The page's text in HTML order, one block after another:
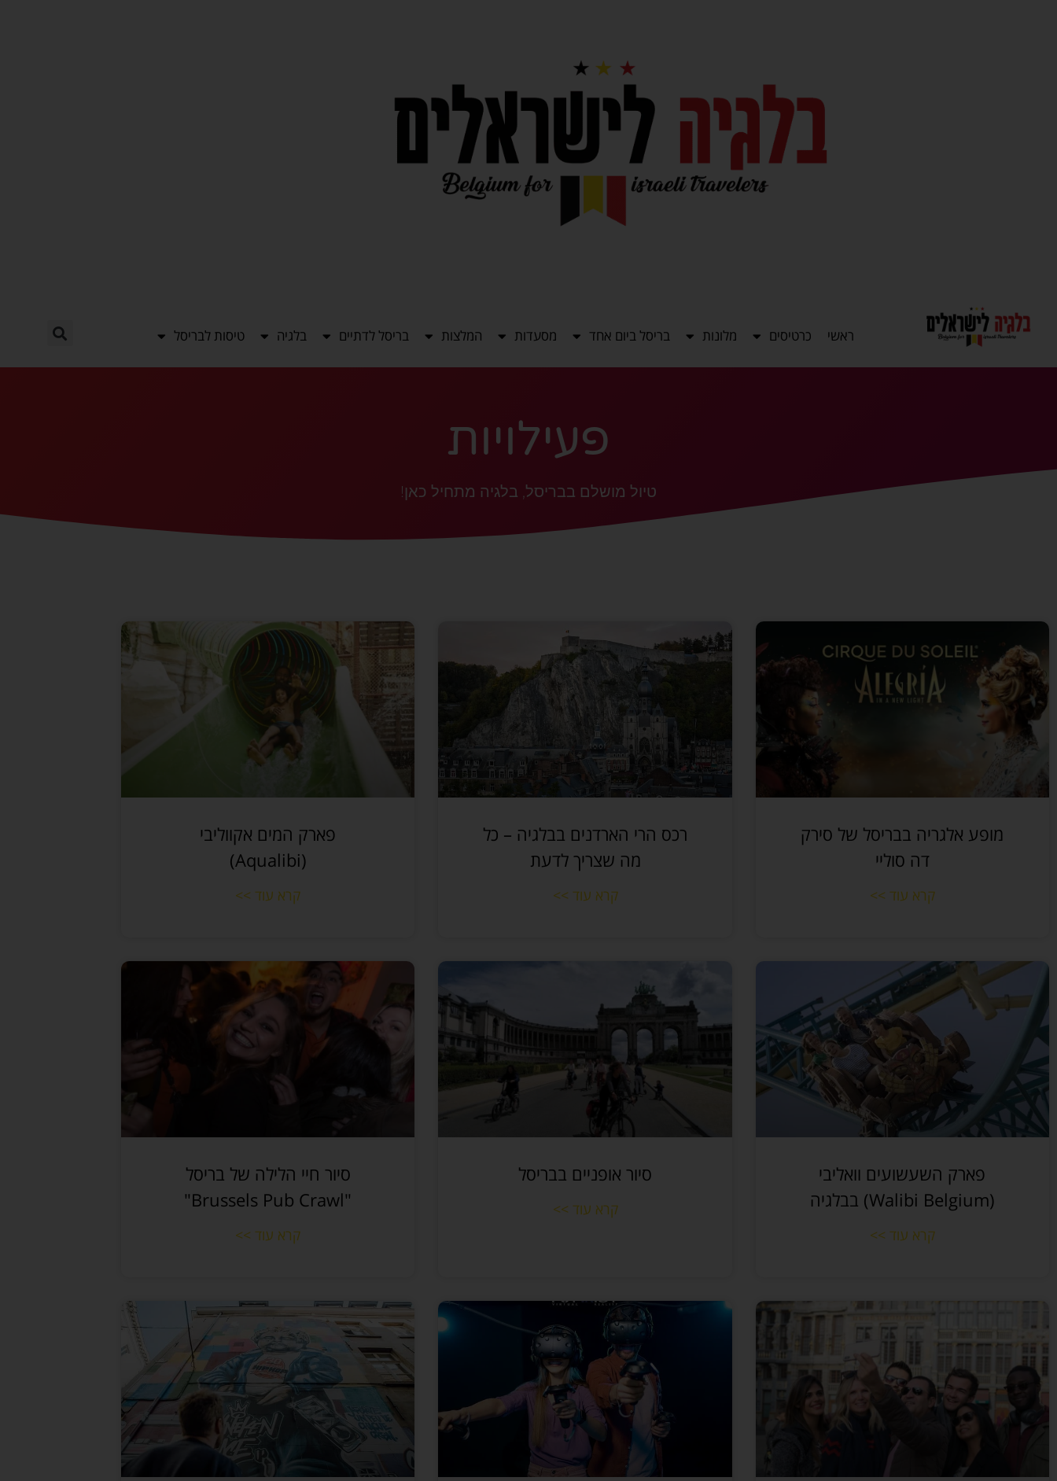
ראשי כרטיסים מלונות בריסל ביום אחד מסעדות המלצות בריסל לדתיים בלגיה טיסות לבריסל
פעילויות
טיול מושלם בבריסל, בלגיה מתחיל כאן!
מופע אלגריה בבריסל של סירק
דה סוליי
קרא עוד >>
רכס הרי הארדנים בבלגיה – כל
מה שצריך לדעת
קרא עוד >>
פארק המים אקווליבי
(Aqualibi)
קרא עוד >>
פארק השעשועים וואליבי
(Walibi Belgium) בבלגיה
קרא עוד >>
סיור אופניים בבריסל
קרא עוד >>
סיור חיי הלילה של בריסל
"Brussels Pub Crawl"
קרא עוד >>